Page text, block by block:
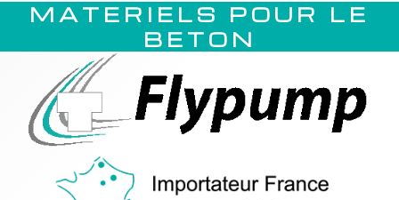
MATERIELS POUR LE
BETON